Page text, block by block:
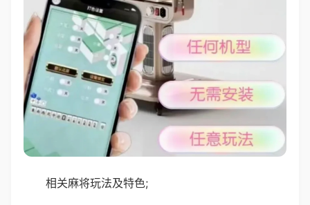
相关麻将玩法及特色;